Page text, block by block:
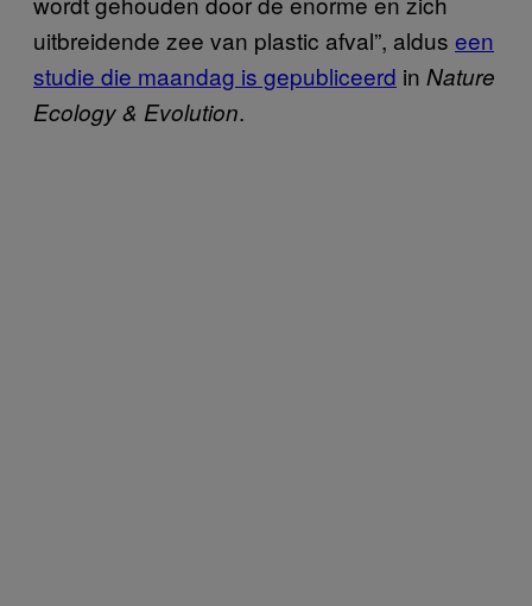
uitbreidende zee van plastic afval”, aldus een
studie die maandag is gepubliceerd in Nature
Ecology & Evolution.